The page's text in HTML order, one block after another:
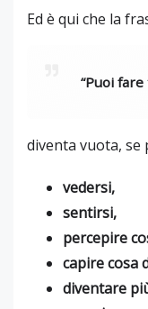
Ed è qui che la
“Puoi
diventa vuota, se
vedersi,
sentirsi,
percepire
capire cosa
diventare